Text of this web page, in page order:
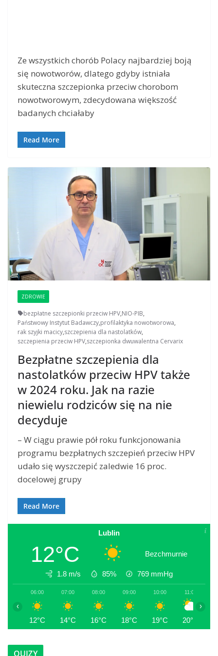
Ze wszystkich chorób Polacy najbardziej boją
się nowotworów, dlatego gdyby istniała
skuteczna szczepionka przeciw chorobom
nowotworowym, zdecydowana większość
badanych chciałaby
Read More
ZDROWIE
bezpłatne szczepionki przeciw HPV,NIO-PIB,
Państwowy Instytut Badawczy,profilaktyka nowotworowa,
rak szyjki macicy,szczepienia dla nastolatków,
szczepienia przeciw HPV,szczepionka dwuwalentna Cervarix
Bezpłatne szczepienia dla
nastolatków przeciw HPV także
w 2024 roku. Jak na razie
niewielu rodziców się na nie
decyduje
– W ciągu prawie pół roku funkcjonowania
programu bezpłatnych szczepień przeciw HPV
udało się wyszczepić zaledwie 16 proc.
docelowej grupy
Read More
Lublin
12°C Bezchmurnie
1.8 m/s 85% 769 mmHg
06:00
12°C
07:00
14°C
08:00
16°C
09:00
18°C
10:00
19°C
11:00
20°C
‹ ›
QUIZY